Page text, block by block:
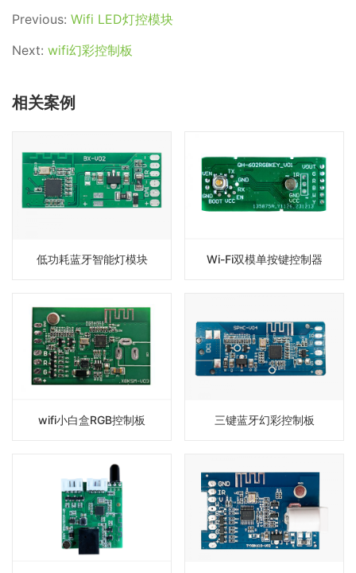
Previous: Wifi LED灯控模块
Next: wifi幻彩控制板
相关案例
低功耗蓝牙智能灯模块 Wi-Fi双模单按键控制器
wifi小白盒RGB控制板 三键蓝牙幻彩控制板